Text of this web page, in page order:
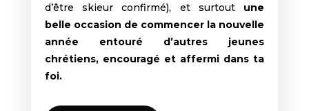
d’être skieur confirmé), et surtout une
belle occasion de commencer la nouvelle
année entouré d’autres jeunes
chrétiens, encouragé et affermi dans ta
foi.